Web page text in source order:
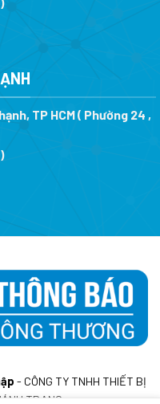
TP HCM ( Phường 24 ,
- CÔNG TY TNHH THIẾT BỊ
TRANG